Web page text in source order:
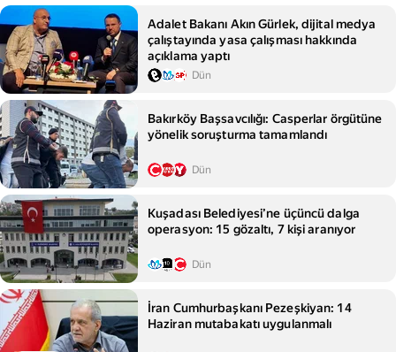
Adalet Bakanı Akın Gürlek, dijital medya
çalıştayında yasa çalışması hakkında
açıklama yaptı
Dün
Bakırköy Başsavcılığı: Casperlar örgütüne
yönelik soruşturma tamamlandı
Dün
Kuşadası Belediyesi’ne üçüncü dalga
operasyon: 15 gözaltı, 7 kişi aranıyor
Dün
İran Cumhurbaşkanı Pezeşkiyan: 14
Haziran mutabakatı uygulanmalı